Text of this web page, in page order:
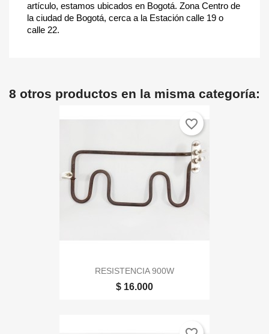
artículo, estamos ubicados en Bogotá. Zona Centro de
la ciudad de Bogotá, cerca a la Estación calle 19 o
calle 22.
8 otros productos en la misma categoría:
RESISTENCIA 900W
$ 16.000
favorite_border